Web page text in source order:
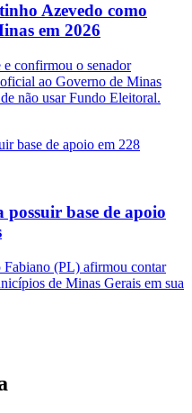
Azevedo como
em 2026
confirmou o senador
ao Governo de Minas
não usar Fundo Eleitoral.
base de apoio
Fabiano (PL) afirmou contar
de Minas Gerais em sua